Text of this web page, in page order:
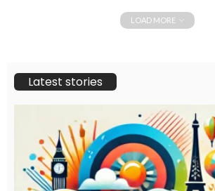
LOAD MORE
Latest stories